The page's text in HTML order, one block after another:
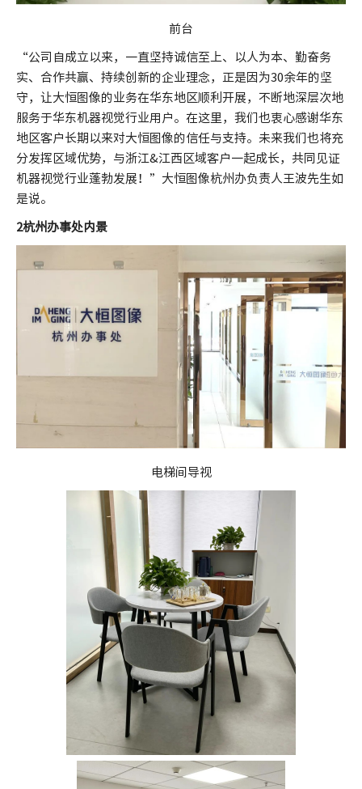
前台
“公司自成立以来，一直坚持诚信至上、以人为本、勤奋务
实、合作共赢、持续创新的企业理念，正是因为30余年的坚
守，让大恒图像的业务在华东地区顺利开展，不断地深层次地
服务于华东机器视觉行业用户。在这里，我们也衷心感谢华东
地区客户长期以来对大恒图像的信任与支持。未来我们也将充
分发挥区域优势，与浙江&江西区域客户一起成长，共同见证
机器视觉行业蓬勃发展！”大恒图像杭州办负责人王波先生如
是说。
2杭州办事处内景
电梯间导视